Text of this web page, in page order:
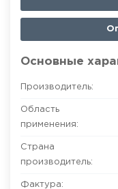
Основные
Производитель:
Область
применения:
Страна
производитель:
Фактура: